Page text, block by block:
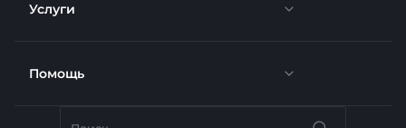
Новости
Отзывы
Услуги
Доставка
Помощь